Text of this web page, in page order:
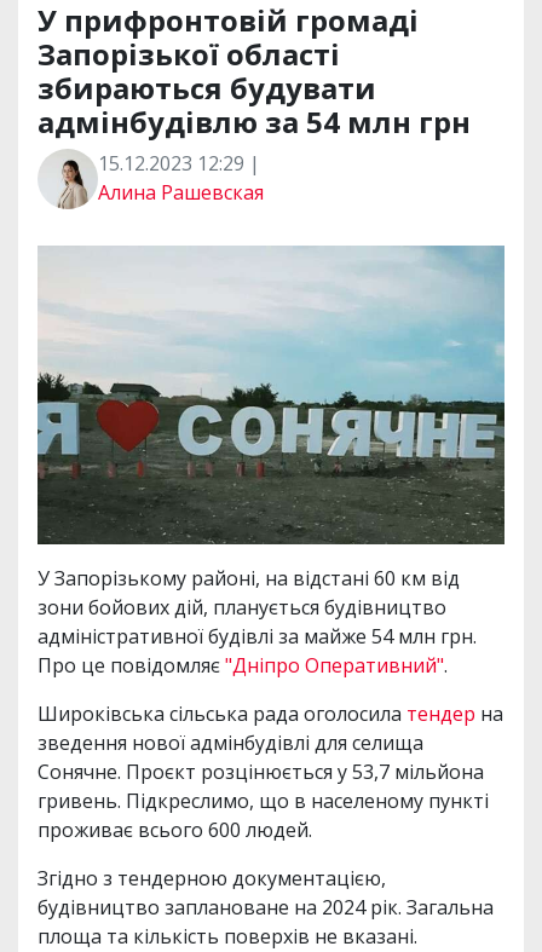
У прифронтовій громаді
Запорізької області
збираються будувати
адмінбудівлю за 54 млн грн
15.12.2023 12:29 |
Алина Рашевская
У Запорізькому районі, на відстані 60 км від
зони бойових дій, планується будівництво
адміністративної будівлі за майже 54 млн грн.
Про це повідомляє"Дніпро Оперативний".
Широківська сільська рада оголосила тендер на
зведення нової адмінбудівлі для селища
Сонячне. Проєкт розцінюється у 53,7 мільйона
гривень. Підкреслимо, що в населеному пункті
проживає всього 600 людей.
Згідно з тендерною документацією,
будівництво заплановане на 2024 рік. Загальна
площа та кількість поверхів не вказані.